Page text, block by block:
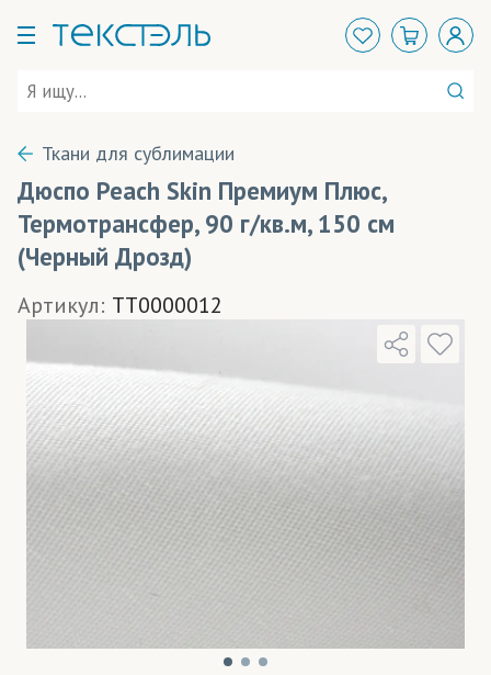
Ткани для сублимации
Дюспо Peach Skin Премиум Плюс,
Термотрансфер, 90 г/кв.м, 150 см
(Черный Дрозд)
Артикул: TT0000012